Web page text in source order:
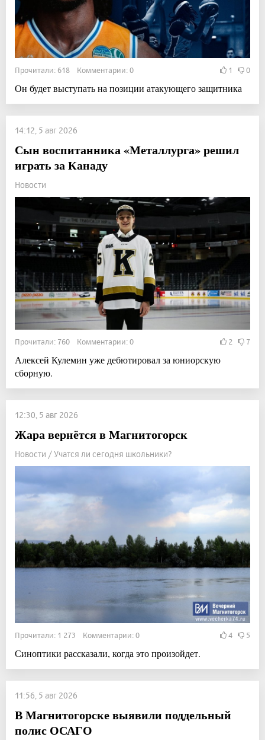
Прочитали: 618 Комментарии: 0 1 0
Он будет выступать на позиции атакующего защитника
14:12, 5 авг 2026
Сын воспитанника «Металлурга» решил
играть за Канаду
Новости
Прочитали: 760 Комментарии: 0 2 7
Алексей Кулемин уже дебютировал за юниорскую
сборную.
12:30, 5 авг 2026
Жара вернётся в Магнитогорск
Новости / Учатся ли сегодня школьники?
Прочитали: 1 273 Комментарии: 0 4 5
Синоптики рассказали, когда это произойдет.
11:56, 5 авг 2026
В Магнитогорске выявили поддельный
полис ОСАГО